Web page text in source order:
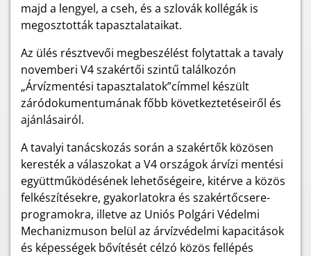
majd a lengyel, a cseh, és a szlovák kollégák is
megosztották tapasztalataikat.
Az ülés résztvevői megbeszélést folytattak a tavaly
novemberi V4 szakértői szintű találkozón
„Árvízmentési tapasztalatok”címmel készült
záródokumentumának főbb következtetéseiről és
ajánlásairól.
A tavalyi tanácskozás során a szakértők közösen
keresték a válaszokat a V4 országok árvízi mentési
együttműködésének lehetőségeire, kitérve a közös
felkészítésekre, gyakorlatokra és szakértőcsere-
programokra, illetve az Uniós Polgári Védelmi
Mechanizmuson belül az árvízvédelmi kapacitások
és képességek bővítését célzó közös fellépés